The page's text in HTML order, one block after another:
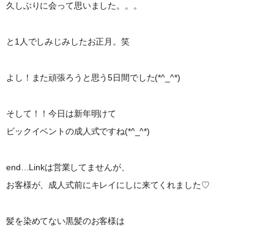
久しぶりに会って思いました。。。
と1人でしみじみしたお正月。笑
よし！また頑張ろうと思う5日間でした(*^_^*)
そして！！今日は新年明けて
ビックイベントの成人式ですね(*^_^*)
end…Linkは営業してませんが、
お客様が、成人式前にキレイにしに来てくれました♡
髪を染めてない黒髪のお客様は